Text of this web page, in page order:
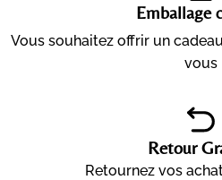
Emballage
Vous souhaitez offrir un
vous
Retour
Retournez vos